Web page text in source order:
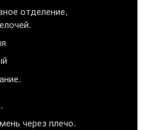
отделение,
через плечо.